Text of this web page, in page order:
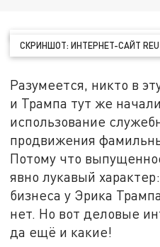
СКРИНШОТ: ИНТЕРНЕТ-САЙТ
Разумеется, никто в
и Трампа тут же
использование
продвижения
Потому что
явно лукавый
бизнеса у Эрика
нет. Но вот деловые
да ещё и какие!